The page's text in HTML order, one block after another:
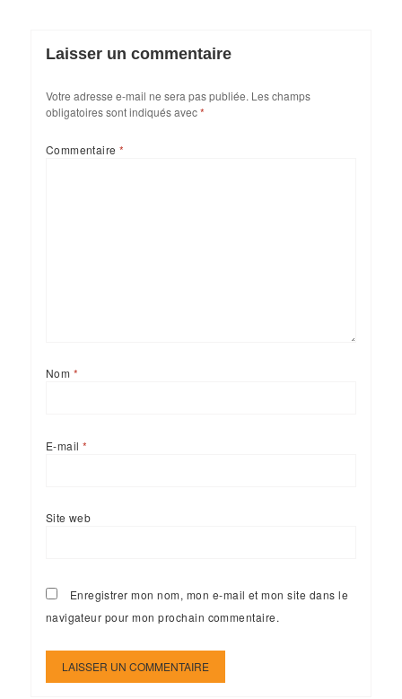
Laisser un commentaire
Votre adresse e-mail ne sera pas publiée. Les champs
obligatoires sont indiqués avec*
Commentaire*
Nom *
E-mail *
Site web
Enregistrer mon nom, mon e-mail et mon site dans le
navigateur pour mon prochain commentaire.